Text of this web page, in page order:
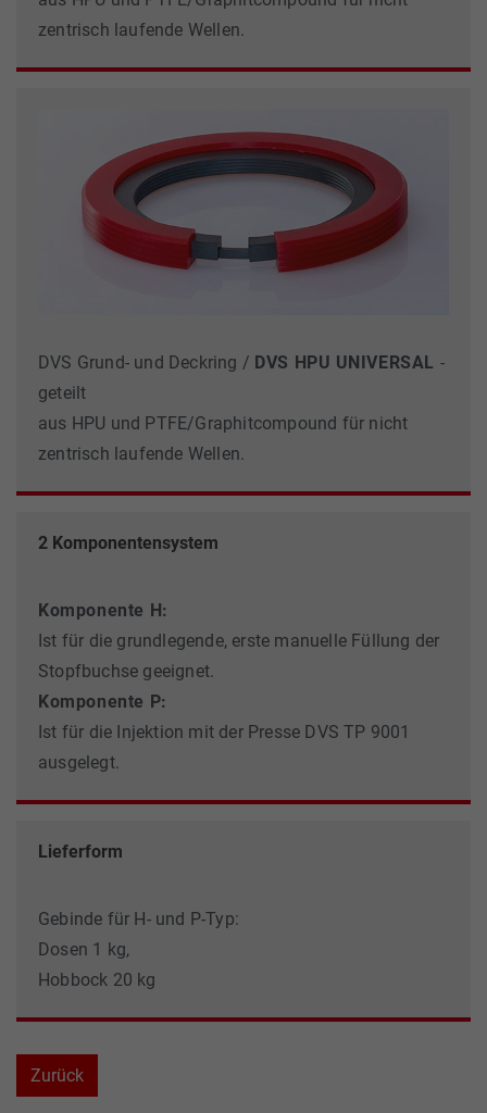
zentrisch laufende Wellen.
DVS Grund- und Deckring / DVS HPU UNIVERSAL -
geteilt
aus HPU und PTFE/Graphit­compound für nicht
zentrisch laufende Wellen.
2 Komponentensystem
Komponente H:
Ist für die grundlegende, erste manuelle Füllung der
Stopfbuchse geeignet.
Komponente P:
Ist für die Injektion mit der Presse DVS TP 9001
ausgelegt.
Lieferform
Gebinde für H- und P-Typ:
Dosen 1 kg,
Hobbock 20 kg
Zurück